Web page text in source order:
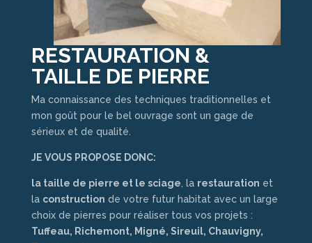
RESTAURATION &
TAILLE DE PIERRE
Ma connaissance des techniques traditionnelles et
mon goût pour le bel ouvrage sont un gage de
sérieux et de qualité.
JE VOUS PROPOSE DONC:
la taille de pierre et le sciage , la restauration et
la construction de votre futur habitat avec un large
choix de pierres pour réaliser tous vos projets :
Tuffeau, Richemont, Migné, Sireuil, Chauvigny,